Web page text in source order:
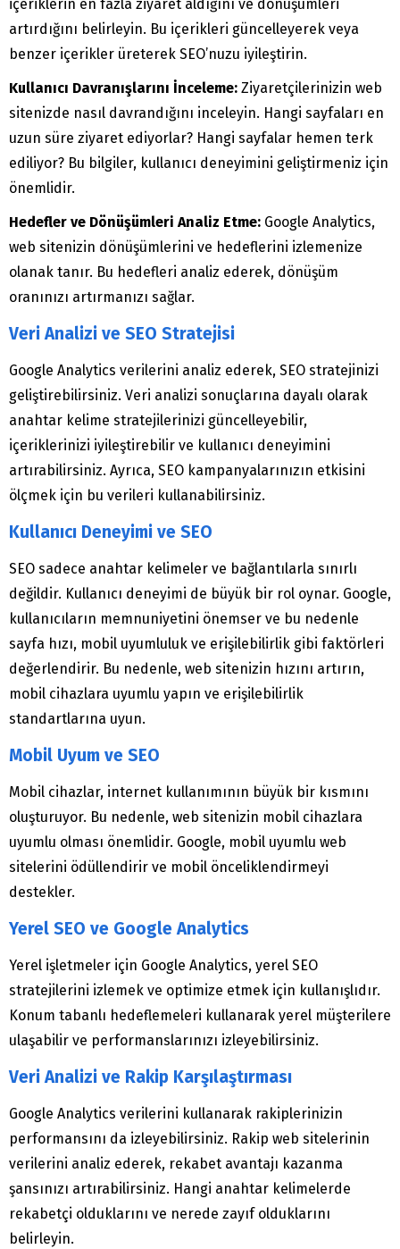
içeriklerin en fazla ziyaret aldığını ve dönüşümleri
artırdığını belirleyin. Bu içerikleri güncelleyerek veya
benzer içerikler üreterek SEO’nuzu iyileştirin.
Kullanıcı Davranışlarını İnceleme: Ziyaretçilerinizin web
sitenizde nasıl davrandığını inceleyin. Hangi sayfaları en
uzun süre ziyaret ediyorlar? Hangi sayfalar hemen terk
ediliyor? Bu bilgiler, kullanıcı deneyimini geliştirmeniz için
önemlidir.
Hedefler ve Dönüşümleri Analiz Etme: Google Analytics,
web sitenizin dönüşümlerini ve hedeflerini izlemenize
olanak tanır. Bu hedefleri analiz ederek, dönüşüm
oranınızı artırmanızı sağlar.
Veri Analizi ve SEO Stratejisi
Google Analytics verilerini analiz ederek, SEO stratejinizi
geliştirebilirsiniz. Veri analizi sonuçlarına dayalı olarak
anahtar kelime stratejilerinizi güncelleyebilir,
içeriklerinizi iyileştirebilir ve kullanıcı deneyimini
artırabilirsiniz. Ayrıca, SEO kampanyalarınızın etkisini
ölçmek için bu verileri kullanabilirsiniz.
Kullanıcı Deneyimi ve SEO
SEO sadece anahtar kelimeler ve bağlantılarla sınırlı
değildir. Kullanıcı deneyimi de büyük bir rol oynar. Google,
kullanıcıların memnuniyetini önemser ve bu nedenle
sayfa hızı, mobil uyumluluk ve erişilebilirlik gibi faktörleri
değerlendirir. Bu nedenle, web sitenizin hızını artırın,
mobil cihazlara uyumlu yapın ve erişilebilirlik
standartlarına uyun.
Mobil Uyum ve SEO
Mobil cihazlar, internet kullanımının büyük bir kısmını
oluşturuyor. Bu nedenle, web sitenizin mobil cihazlara
uyumlu olması önemlidir. Google, mobil uyumlu web
sitelerini ödüllendirir ve mobil önceliklendirmeyi
destekler.
Yerel SEO ve Google Analytics
Yerel işletmeler için Google Analytics, yerel SEO
stratejilerini izlemek ve optimize etmek için kullanışlıdır.
Konum tabanlı hedeflemeleri kullanarak yerel müşterilere
ulaşabilir ve performanslarınızı izleyebilirsiniz.
Veri Analizi ve Rakip Karşılaştırması
Google Analytics verilerini kullanarak rakiplerinizin
performansını da izleyebilirsiniz. Rakip web sitelerinin
verilerini analiz ederek, rekabet avantajı kazanma
şansınızı artırabilirsiniz. Hangi anahtar kelimelerde
rekabetçi olduklarını ve nerede zayıf olduklarını
belirleyin.